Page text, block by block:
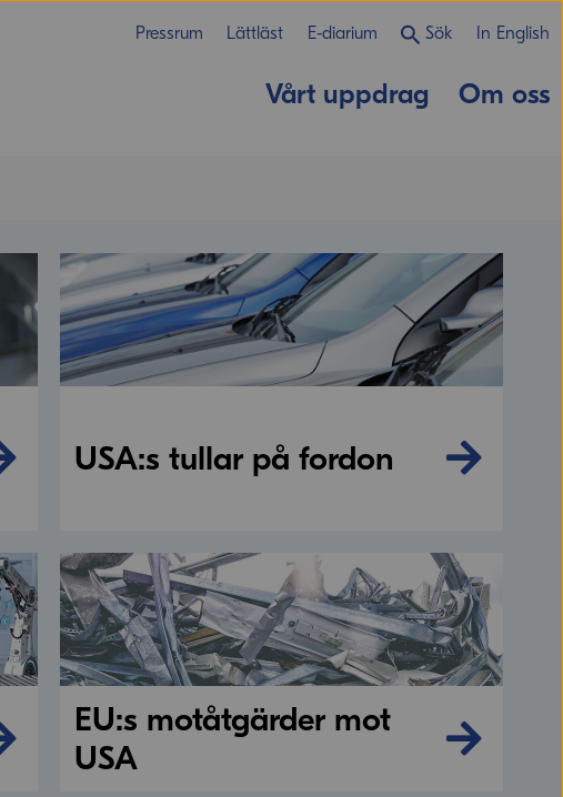
Pressrum Lättläst E-diarium Sök In English
Vårt uppdrag Om oss
USA:s tullar på fordon
EU:s motåtgärder mot
USA